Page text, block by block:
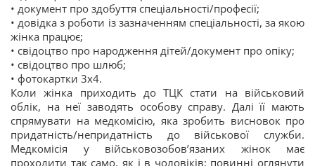
• документ про здобуття спеціальності/професії;
• довідка з роботи із зазначенням спеціальності, за якою
жінка працює;
• свідоцтво про народження дітей/документ про опіку;
• свідоцтво про шлюб;
• фотокартки 3х4.
Коли жінка приходить до ТЦК стати на військовий
облік, на неї заводять особову справу. Далі її мають
спрямувати на медкомісію, яка зробить висновок про
придатність/непридатність до військової служби.
Медкомісія у військовозобов’язаних жінок має
проходити так само, як і в чоловіків: повинні оглянути